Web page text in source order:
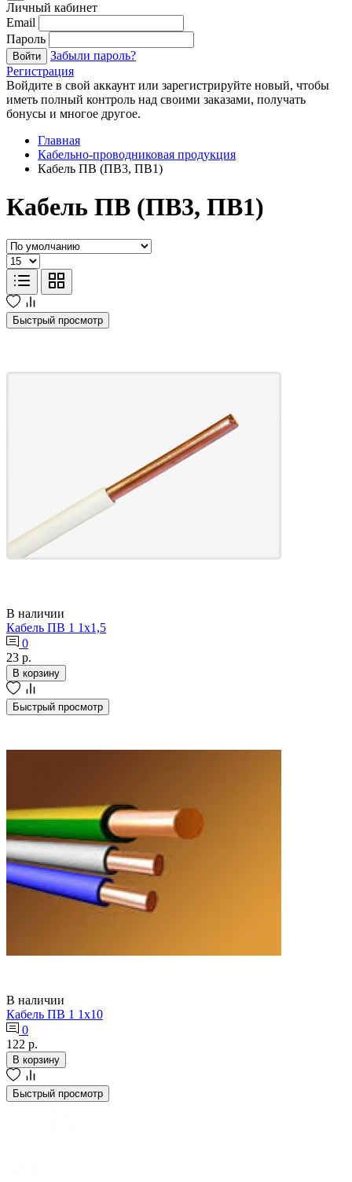
Личный кабинет
Email
Пароль
Войти
Забыли пароль?
Регистрация
Войдите в свой аккаунт или зарегистрируйте новый, чтобы
иметь полный контроль над своими заказами, получать
бонусы и многое другое.
Главная
Кабельно-проводниковая продукция
Кабель ПВ (ПВ3, ПВ1)
Кабель ПВ (ПВ3, ПВ1)
Быстрый просмотр
В наличии
Кабель ПВ 1 1х1,5
0
23 р.
В корзину
Быстрый просмотр
В наличии
Кабель ПВ 1 1х10
0
122 р.
В корзину
Быстрый просмотр